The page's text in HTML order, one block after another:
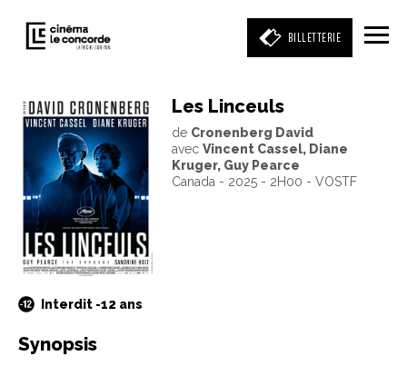
BILLETTERIE
Entrez votre mot clé
(film, réalisateur, acteur, événement)
Les Linceuls
de Cronenberg David
avec Vincent Cassel, Diane
Kruger, Guy Pearce
Canada - 2025 - 2H00 - VOSTF
Interdit -12 ans
Synopsis